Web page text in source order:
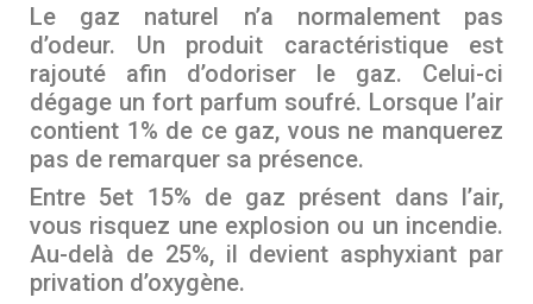
Le gaz naturel n’a normalement pas
d’odeur. Un produit caractéristique est
rajouté afin d’odoriser le gaz. Celui-ci
dégage un fort parfum soufré. Lorsque l’air
contient 1% de ce gaz, vous ne manquerez
pas de remarquer sa présence.
Entre 5et 15% de gaz présent dans l’air,
vous risquez une explosion ou un incendie.
Au-delà de 25%, il devient asphyxiant par
privation d’oxygène.